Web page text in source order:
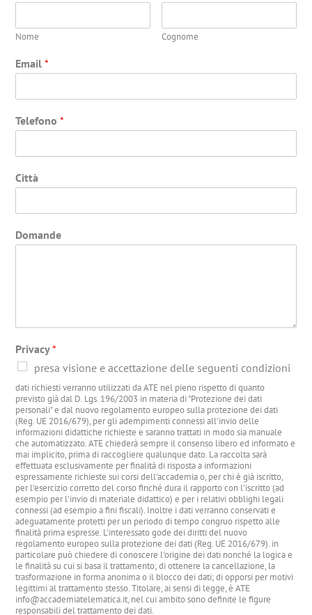
Nome Cognome
Email*
Telefono*
Città
Domande
Privacy*
presa visione e accettazione delle seguenti condizioni
dati richiesti verranno utilizzati da ATE nel pieno rispetto di quanto
previsto già dal D. Lgs. 196/2003 in materia di "Protezione dei dati
personali" e dal nuovo regolamento europeo sulla protezione dei dati
(Reg. UE 2016/679), per gli adempimenti connessi all'invio delle
informazioni didattiche richieste e saranno trattati in modo sia manuale
che automatizzato. ATE chiederà sempre il consenso libero ed informato e
mai implicito, prima di raccogliere qualunque dato. La raccolta sarà
effettuata esclusivamente per finalità di risposta a informazioni
espressamente richieste sui corsi dell'accademia o, per chi è già iscritto,
per l'esercizio corretto del corso finché dura il rapporto con l'iscritto (ad
esempio per l'invio di materiale didattico) e per i relativi obblighi legali
connessi (ad esempio a fini fiscali). Inoltre i dati verranno conservati e
adeguatamente protetti per un periodo di tempo congruo rispetto alle
finalità prima espresse. L'interessato gode dei diritti del nuovo
regolamento europeo sulla protezione dei dati (Reg. UE 2016/679). in
particolare può chiedere di conoscere l'origine dei dati nonché la logica e
le finalità su cui si basa il trattamento; di ottenere la cancellazione, la
trasformazione in forma anonima o il blocco dei dati; di opporsi per motivi
legittimi al trattamento stesso. Titolare, ai sensi di legge, è ATE
info@accademiatelematica.it, nel cui ambito sono definite le figure
responsabili del trattamento dei dati.